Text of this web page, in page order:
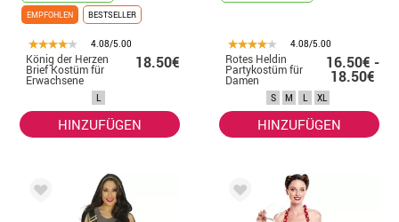
EMPFOHLEN
BESTSELLER
4.08/5.00
König der Herzen
Brief Kostüm für
Erwachsene
18.50€
L
HINZUFÜGEN
4.08/5.00
Rotes Heldin
Partykostüm für
Damen
16.50€ -
18.50€
S M L XL
HINZUFÜGEN